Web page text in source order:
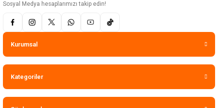
Sosyal Medya hesaplarımızı takip edin!
Kurumsal
Kategoriler